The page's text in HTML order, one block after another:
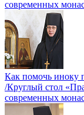
современных
Как помочь иноку
/Круглый стол
современных